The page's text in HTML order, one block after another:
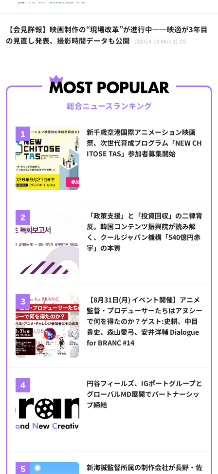
【会見詳報】映画制作の“現場改革”が進行中──映適が3年目
の見直し発表、撮影時間データも公開
2025.4.14 Mon 11:03
総合ニュースランキング
新千歳空港国際アニメーション映画
祭、次世代育成プログラム「NEW CH
ITOSE TAS」参加者募集開始
「政策支援」と「投資回収」の二律背
反。韓国コンテンツ振興院が読み解
く、クールジャパン機構「540億円赤
字」の本質
【8月31日(月) イベント開催】アニメ
監督・プロデューサーたちはアヌシー
で何を得たのか？ゲスト:史耕、中目
貴史、森山愛弓、安井洋輔 Dialogue
for BRANC #14
円谷フィールズ、IGポートグループと
グローバルMD展開でパートナーシッ
プ締結
新海誠監督所属の制作会社が長野・佐